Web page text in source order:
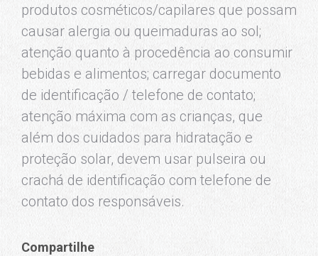
produtos cosméticos/capilares que possam
causar alergia ou queimaduras ao sol;
atenção quanto à procedência ao consumir
bebidas e alimentos; carregar documento
de identificação / telefone de contato;
atenção máxima com as crianças, que
além dos cuidados para hidratação e
proteção solar, devem usar pulseira ou
crachá de identificação com telefone de
contato dos responsáveis.
Compartilhe